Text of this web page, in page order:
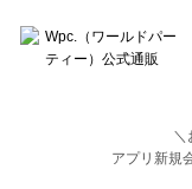
＼
アプリ新規